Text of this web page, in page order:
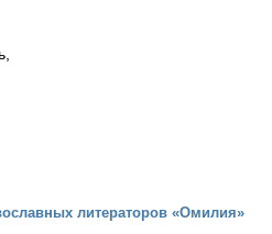
литераторов «Омилия»